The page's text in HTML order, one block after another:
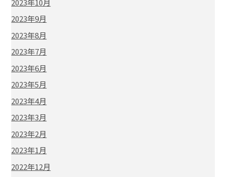
2023年9月
2023年8月
2023年7月
2023年6月
2023年5月
2023年4月
2023年3月
2023年2月
2023年1月
2022年12月